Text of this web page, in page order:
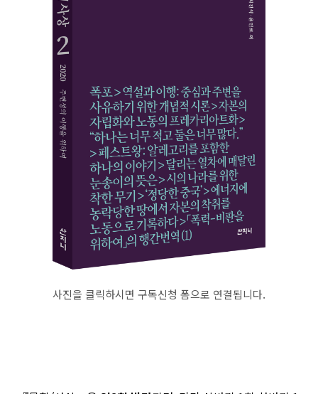
사진을 클릭하시면 구독신청 폼으로 연결됩니다.